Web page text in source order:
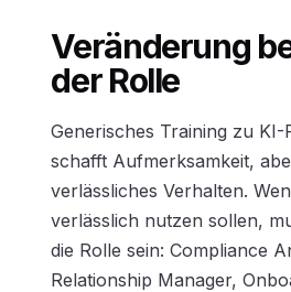
Veränderung
der Rolle
Generisches Training zu
schafft Aufmerksamkeit,
verlässliches Verhalten.
verlässlich nutzen sollen,
die Rolle sein: Compliance
Relationship Manager,